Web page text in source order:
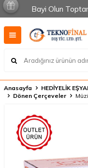
Bayi Olun
Anasayfa HEDİYELİK
Dönen Çerçeveler